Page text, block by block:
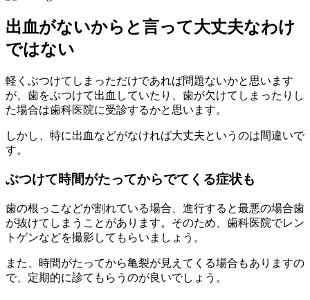
出血がないからと言って大丈夫なわけ
ではない
軽くぶつけてしまっただけであれば問題ないかと思います
が、歯をぶつけて出血していたり、歯が欠けてしまったりし
た場合は歯科医院に受診するかと思います。
しかし、特に出血などがなければ大丈夫というのは間違いで
す。
ぶつけて時間がたってからでてくる症状も
歯の根っこなどが割れている場合、進行すると最悪の場合歯
が抜けてしまうことがあります。そのため、歯科医院でレン
トゲンなどを撮影してもらいましょう。
また、時間がたってから亀裂が見えてくる場合もありますの
で、定期的に診てもらうのが良いでしょう。